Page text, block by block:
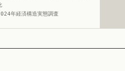
年経済構造実態調査